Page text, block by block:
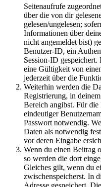
Seitenaufrufe
über die von dir
gelesen/ungelesen;
Informationen über
nicht angemeldet bist)
Benutzer-ID, ein
Session-ID
eine Gültigkeit von
jederzeit über die
Weiterhin werden die
Registrierung, in
Bereich angibst. Für die
eindeutiger
Passwort notwendig.
Daten als notwendig
vor deren Eingabe
Wenn du einen Beitrag
so werden die dort
Gleiches gilt, wenn du
zwischenspeicherst. In